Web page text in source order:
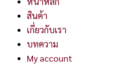
สินค้า
เกี่ยวกับเรา
บทความ
My account